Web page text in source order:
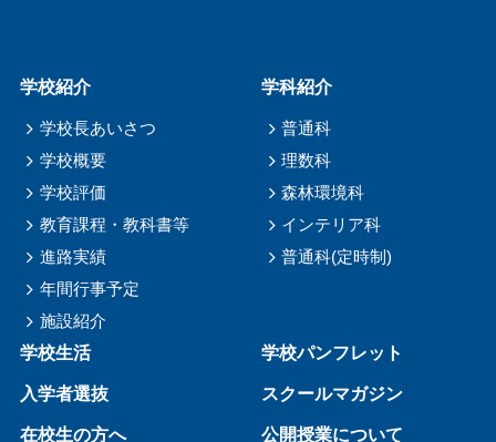
学校紹介
学校長あいさつ
学校概要
学校評価
教育課程・教科書等
進路実績
年間行事予定
施設紹介
学科紹介
普通科
理数科
森林環境科
インテリア科
普通科(定時制)
学校生活
入学者選抜
在校生の方へ
学校パンフレット
スクールマガジン
公開授業について